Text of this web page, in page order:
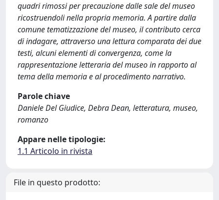
quadri rimossi per precauzione dalle sale del museo
ricostruendoli nella propria memoria. A partire dalla
comune tematizzazione del museo, il contributo cerca
di indagare, attraverso una lettura comparata dei due
testi, alcuni elementi di convergenza, come la
rappresentazione letteraria del museo in rapporto al
tema della memoria e al procedimento narrativo.
Parole chiave
Daniele Del Giudice, Debra Dean, letteratura, museo,
romanzo
Appare nelle tipologie:
1.1 Articolo in rivista
File in questo prodotto: